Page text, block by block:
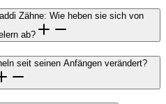
Zähne: Wie heben sie sich von
ab?
seit seinen Anfängen verändert?